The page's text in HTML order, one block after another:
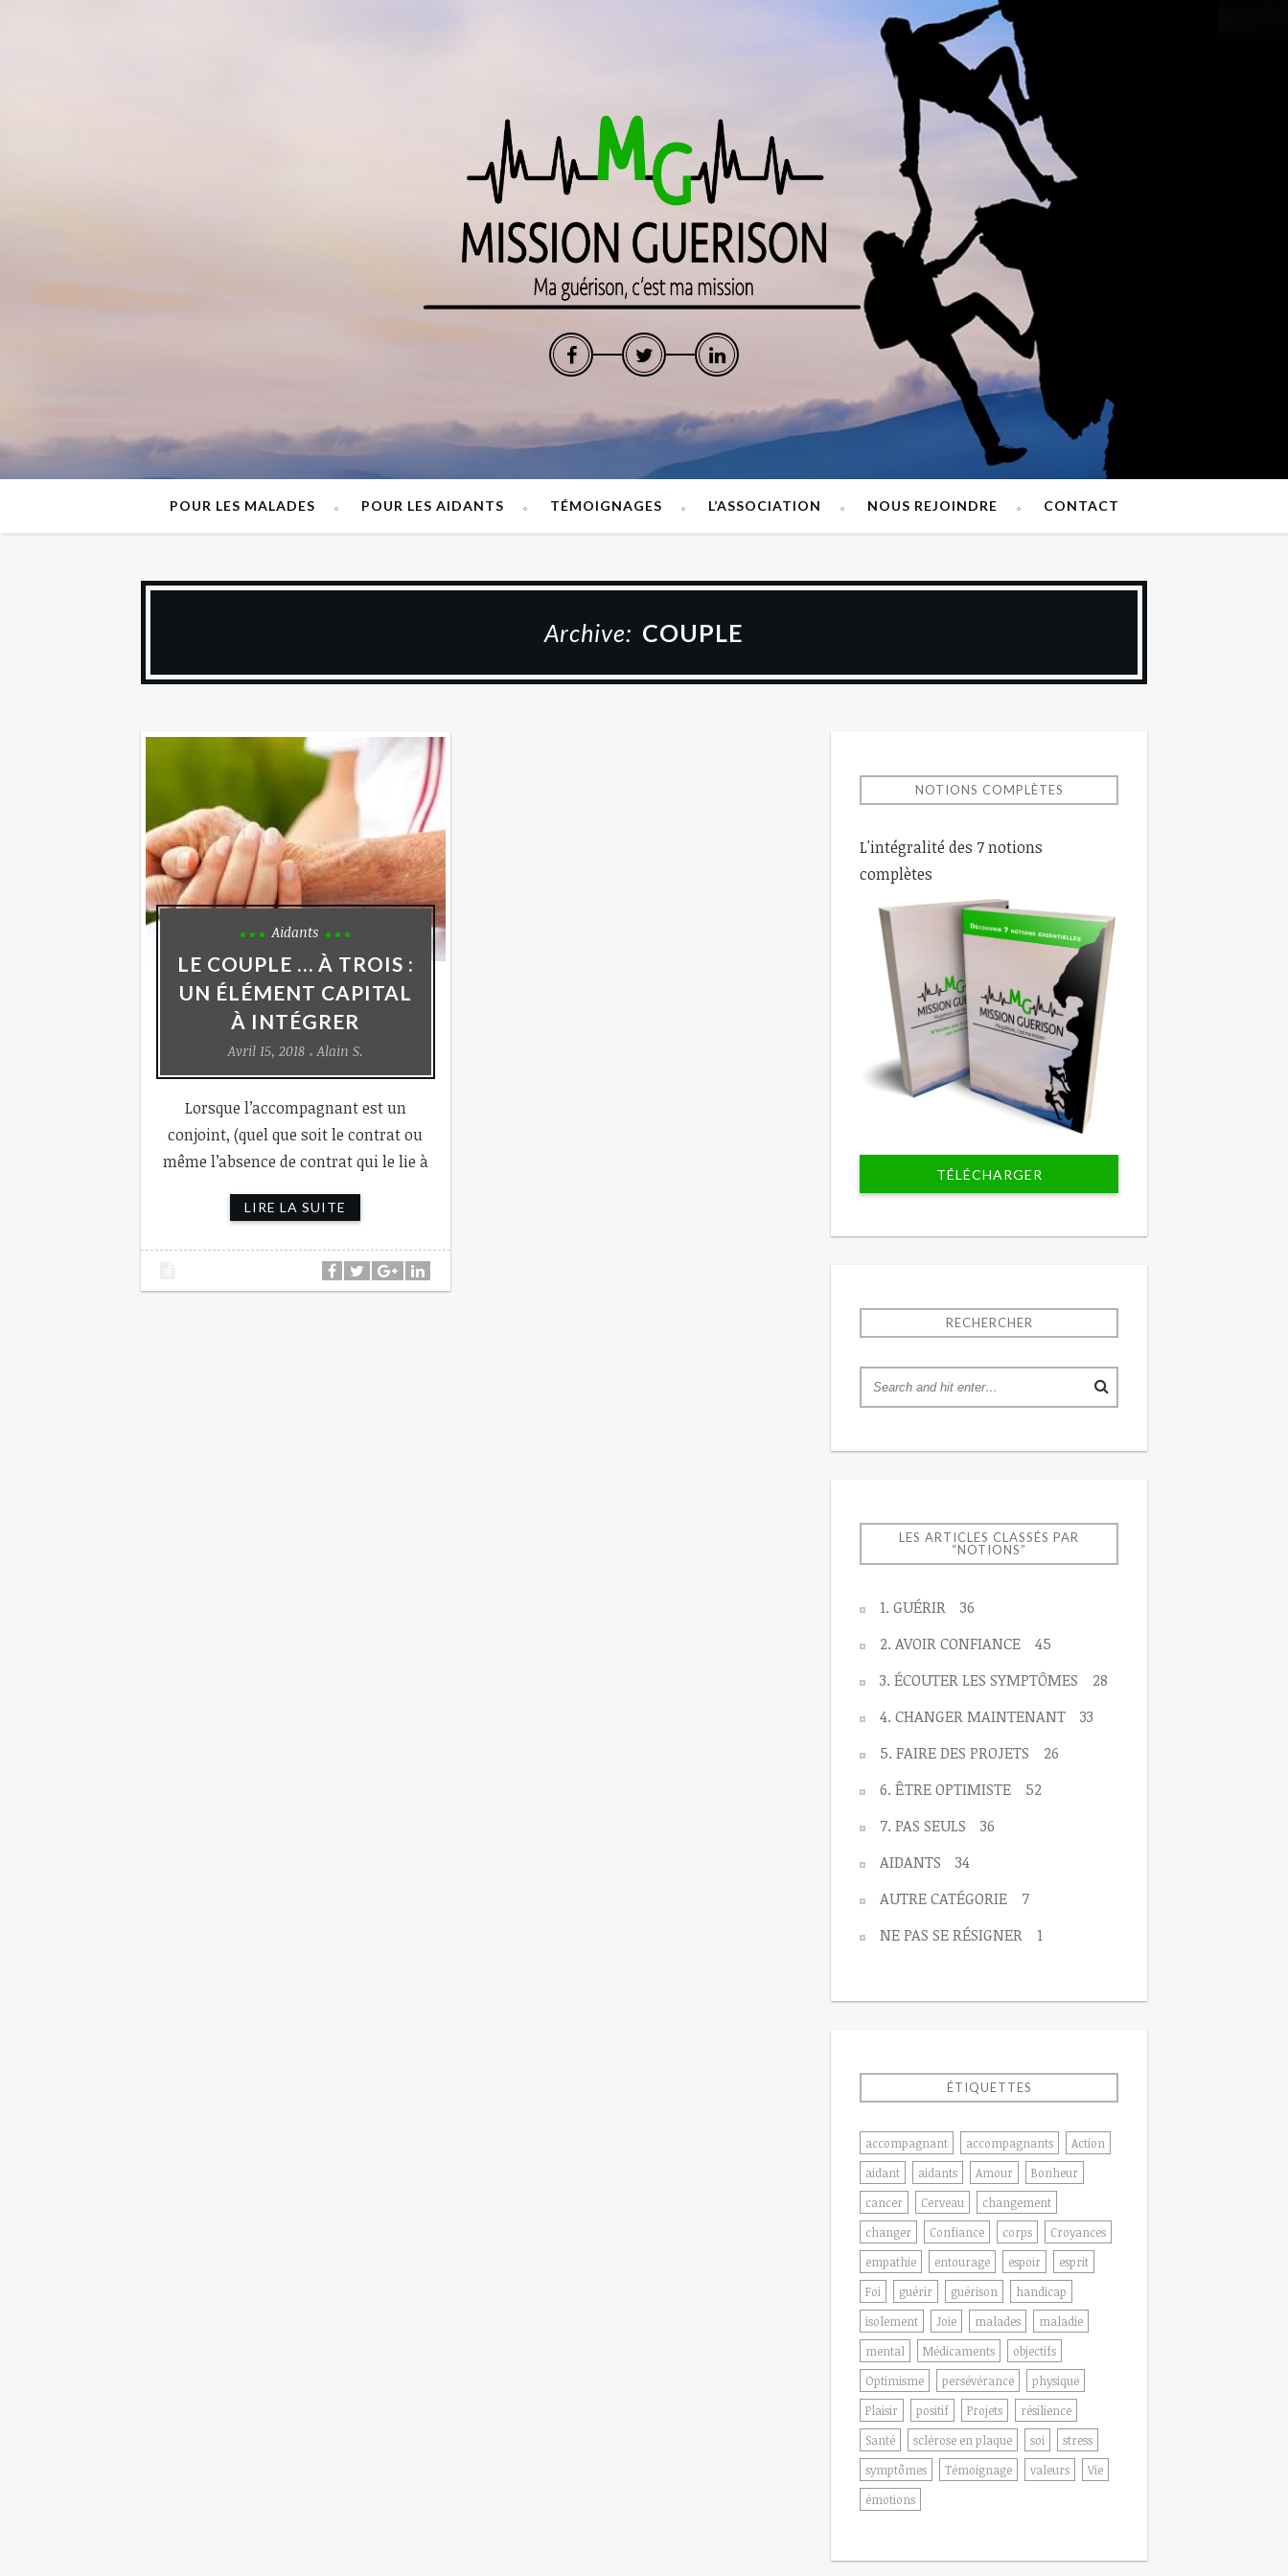
POUR LES MALADES POUR LES AIDANTS TÉMOIGNAGES L’ASSOCIATION NOUS REJOINDRE CONTACT
Archive: COUPLE
Aidants
LE COUPLE … À TROIS :
UN ÉLÉMENT CAPITAL
À INTÉGRER
Avril 15, 2018 Alain S.
Lorsque l’accompagnant est un
conjoint, (quel que soit le contrat ou
même l’absence de contrat qui le lie à
LIRE LA SUITE
NOTIONS COMPLÈTES
L'intégralité des 7 notions
complètes
TÉLÉCHARGER
RECHERCHER
LES ARTICLES CLASSÉS PAR
“NOTIONS”
1. GUÉRIR
36
2. AVOIR CONFIANCE
45
3. ÉCOUTER LES SYMPTÔMES
28
4. CHANGER MAINTENANT
33
5. FAIRE DES PROJETS
26
6. ÊTRE OPTIMISTE
52
7. PAS SEULS
36
AIDANTS
34
AUTRE CATÉGORIE
7
NE PAS SE RÉSIGNER
1
ÉTIQUETTES
accompagnant accompagnants
Action
aidant
aidants Amour
Bonheur
cancer
Cerveau
changement
changer
Confiance corps
Croyances
empathie
entourage espoir
esprit
Foi
guérir guérison
handicap
isolement
Joie malades
maladie
mental
Médicaments
objectifs
Optimisme
persévérance
physique
Plaisir
positif Projets
résilience
Santé
sclérose en plaque soi
stress
symptômes
Témoignage valeurs
Vie
émotions